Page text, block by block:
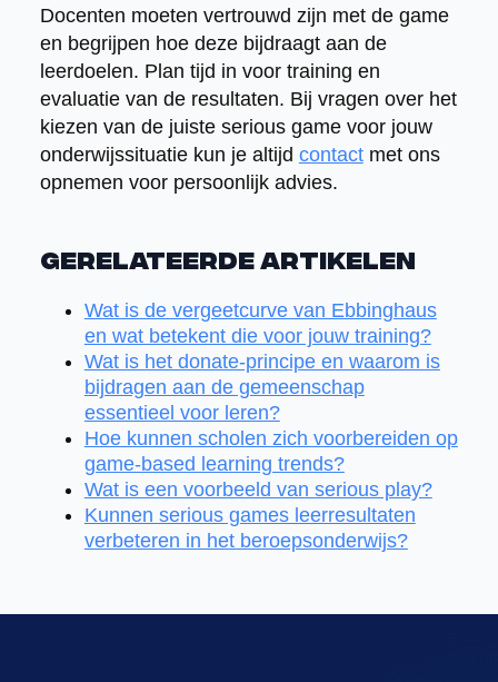
Docenten moeten vertrouwd zijn met de game
en begrijpen hoe deze bijdraagt aan de
leerdoelen. Plan tijd in voor training en
evaluatie van de resultaten. Bij vragen over het
kiezen van de juiste serious game voor jouw
onderwijssituatie kun je altijd contactmet ons
opnemen voor persoonlijk advies.
Gerelateerde artikelen
Wat is de vergeetcurve van Ebbinghaus
en wat betekent die voor jouw training?
Wat is het donate-principe en waarom is
bijdragen aan de gemeenschap
essentieel voor leren?
Hoe kunnen scholen zich voorbereiden op
game-based learning trends?
Wat is een voorbeeld van serious play?
Kunnen serious games leerresultaten
verbeteren in het beroepsonderwijs?